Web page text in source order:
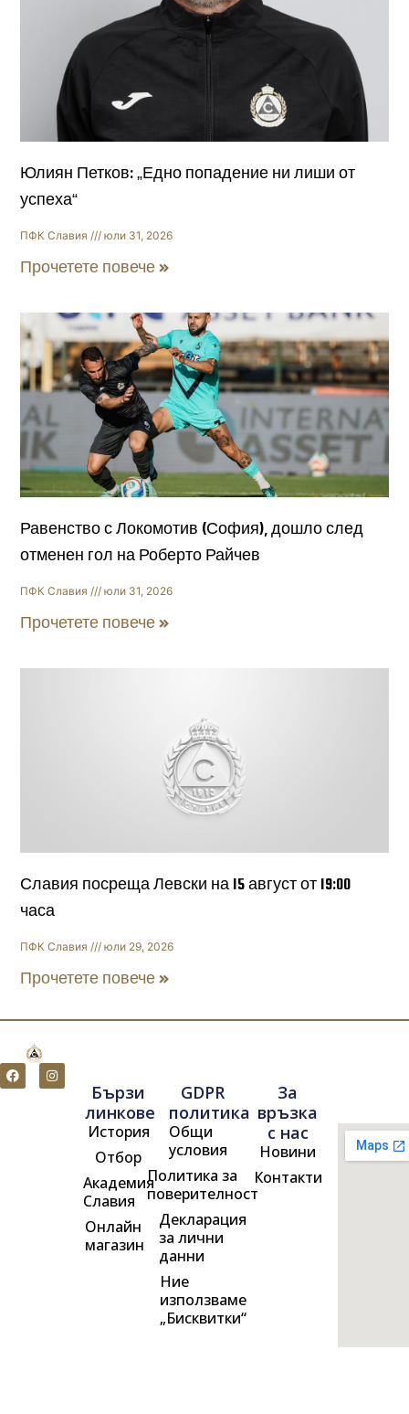
Юлиян Петков: „Едно попадение ни лиши от
успеха“
ПФК Славия юли 31, 2026
Прочетете повече »
Равенство с Локомотив (София), дошло след
отменен гол на Роберто Райчев
ПФК Славия юли 31, 2026
Прочетете повече »
Славия посреща Левски на 15 август от 19:00
часа
ПФК Славия юли 29, 2026
Прочетете повече »
F
a
c
I
n
s
Бързи
линкове
История
Отбор
Академия
Славия
Онлайн
магазин
GDPR
политика
Общи
условия
Политика за
поверителност
Декларация
за лични
данни
Ние
използваме
„Бисквитки“
За
връзка
с нас
Новини
Контакти